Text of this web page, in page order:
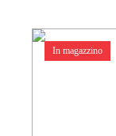
In magazzino